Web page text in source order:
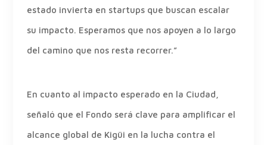
estado invierta en startups que buscan escalar
su impacto. Esperamos que nos apoyen a lo largo
del camino que nos resta recorrer.”
En cuanto al impacto esperado en la Ciudad,
señaló que el Fondo será clave para amplificar el
alcance global de Kigüi en la lucha contra el